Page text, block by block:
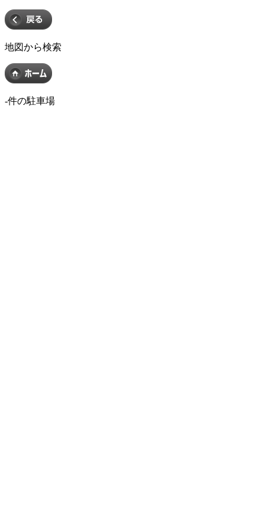
地図から検索
-件の駐車場